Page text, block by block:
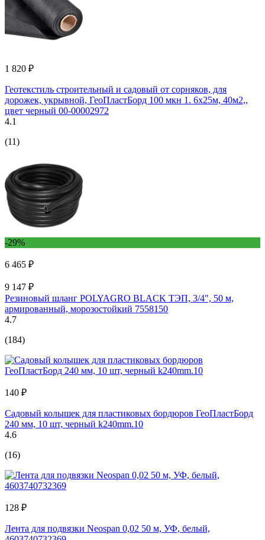
1 820 ₽
Геотекстиль строительный и садовый от сорняков, для
дорожек, укрывной, ГеоПластБорд 100 мкн 1. 6x25м, 40м2,,
цвет черный 00-00002972
4.1
(11)
-29%
6 465 ₽
9 147 ₽
Резиновый шланг POLYAGRO BLACK ТЭП, 3/4", 50 м,
армированный, морозостойкий 7558150
4.7
(184)
140 ₽
Садовый колышек для пластиковых бордюров ГеоПластБорд
240 мм, 10 шт, черный k240mm.10
4.6
(16)
128 ₽
Лента для подвязки Neospan 0,02 50 м, УФ, белый,